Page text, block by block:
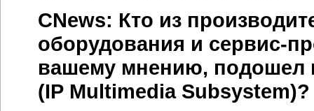
CNews: Кто из
оборудования и сервис-
вашему мнению, подошел
(IP Multimedia Subsystem)?